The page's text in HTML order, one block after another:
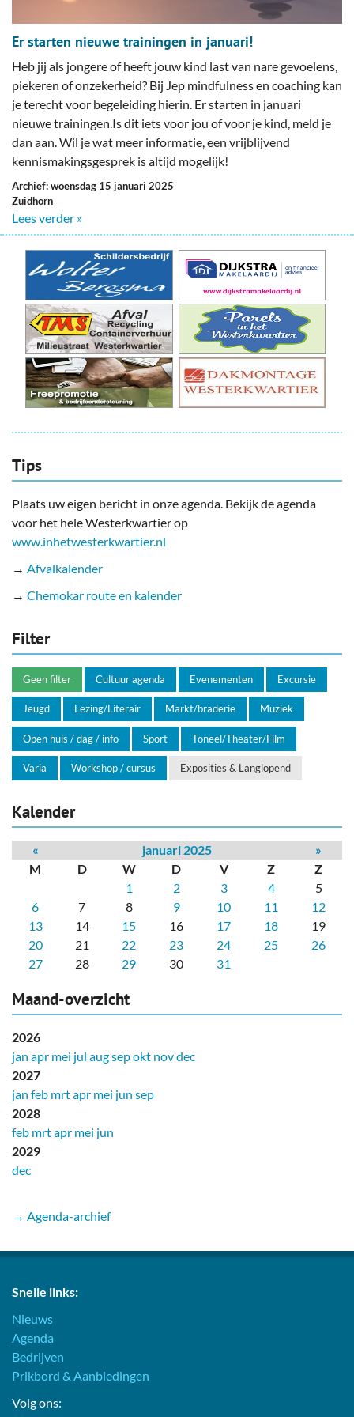
Er starten nieuwe trainingen in januari!
Heb jij als jongere of heeft jouw kind last van nare gevoelens,
piekeren of onzekerheid? Bij Jep mindfulness en coaching kan
je terecht voor begeleiding hierin. Er starten in januari
nieuwe trainingen.Is dit iets voor jou of voor je kind, meld je
dan aan. Wil je wat meer informatie, een vrijblijvend
kennismakingsgesprek is altijd mogelijk!
Archief: woensdag 15 januari 2025
Zuidhorn
Lees verder »
Tips
Plaats uw eigen bericht in onze agenda. Bekijk de agenda
voor het hele Westerkwartier op
www.inhetwesterkwartier.nl
→ Afvalkalender
→ Chemokar route en kalender
Filter
Geen filter Cultuur agenda Evenementen Excursie
Jeugd Lezing/Literair Markt/braderie Muziek
Open huis / dag / info Sport Toneel/Theater/Film
Varia Workshop / cursus Exposities & Langlopend
Kalender
« januari 2025
»
M
D W D V Z
Z
1
2 3 4
5
6
7 8 9 10 11
12
13
14 15 16 17 18
19
20
21 22 23 24 25
26
27
28 29 30 31
Maand-overzicht
2026
jan apr mei jul augsepokt novdec
2027
jan feb mrtapr mei jun sep
2028
feb mrtapr mei jun
2029
dec
→ Agenda-archief
Snelle links:
Nieuws
Agenda
Bedrijven
Prikbord & Aanbiedingen
Volg ons: